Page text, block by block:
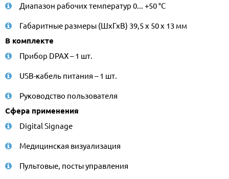
Диапазон рабочих температур 0... +50 °С
Габаритные размеры (ШхГхВ) 39,5 х 50 х 13 мм
В комплекте
Прибор DPAX – 1 шт.
USB-кабель питания – 1 шт.
Руководство пользователя
Сфера применения
Digital Signage
Медицинская визуализация
Пультовые, посты управления